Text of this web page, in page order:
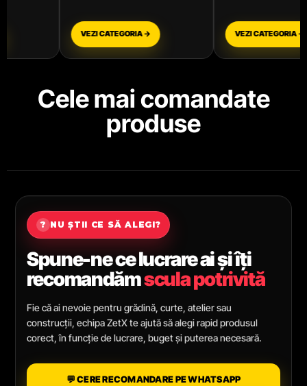
VEZI CATEGORIA → VEZI CATEGORIA →
Cele mai comandate
produse
? NU ȘTII CE SĂ ALEGI?
Spune-ne ce lucrare ai și îți
recomandămscula potrivită
Fie că ai nevoie pentru grădină, curte, atelier sau
construcții, echipa ZetX te ajută să alegi rapid produsul
corect, în funcție de lucrare, buget și puterea necesară.
💬 CERE RECOMANDARE PE WHATSAPP